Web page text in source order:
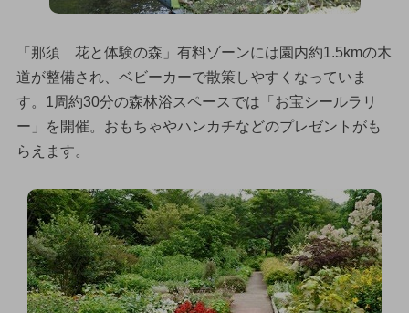
「那須 花と体験の森」有料ゾーンには園内約1.5kmの木
道が整備され、ベビーカーで散策しやすくなっていま
す。1周約30分の森林浴スペースでは「お宝シールラリ
ー」を開催。おもちゃやハンカチなどのプレゼントがも
らえます。